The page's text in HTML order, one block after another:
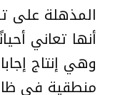
المذهلة على
أنها تعاني
وهي إنتاج
منطقية في